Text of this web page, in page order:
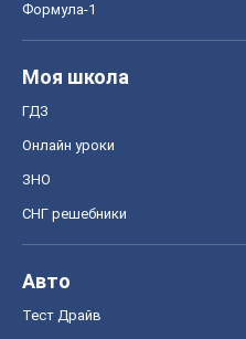
Формула-1
Моя школа
ГДЗ
Онлайн уроки
ЗНО
СНГ решебники
Авто
Тест Драйв